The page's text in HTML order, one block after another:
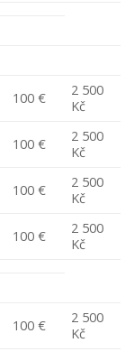
100 €
2 500
Kč
100 €
2 500
Kč
100 €
2 500
Kč
100 €
2 500
Kč
100 €
2 500
Kč